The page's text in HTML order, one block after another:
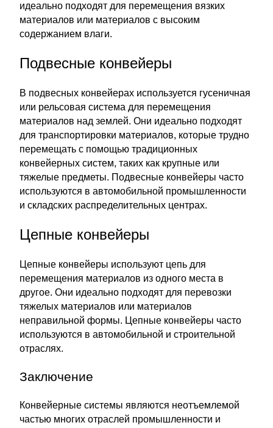
идеально подходят для перемещения вязких
материалов или материалов с высоким
содержанием влаги.
Подвесные конвейеры
В подвесных конвейерах используется гусеничная
или рельсовая система для перемещения
материалов над землей. Они идеально подходят
для транспортировки материалов, которые трудно
перемещать с помощью традиционных
конвейерных систем, таких как крупные или
тяжелые предметы. Подвесные конвейеры часто
используются в автомобильной промышленности
и складских распределительных центрах.
Цепные конвейеры
Цепные конвейеры используют цепь для
перемещения материалов из одного места в
другое. Они идеально подходят для перевозки
тяжелых материалов или материалов
неправильной формы. Цепные конвейеры часто
используются в автомобильной и строительной
отраслях.
Заключение
Конвейерные системы являются неотъемлемой
частью многих отраслей промышленности и